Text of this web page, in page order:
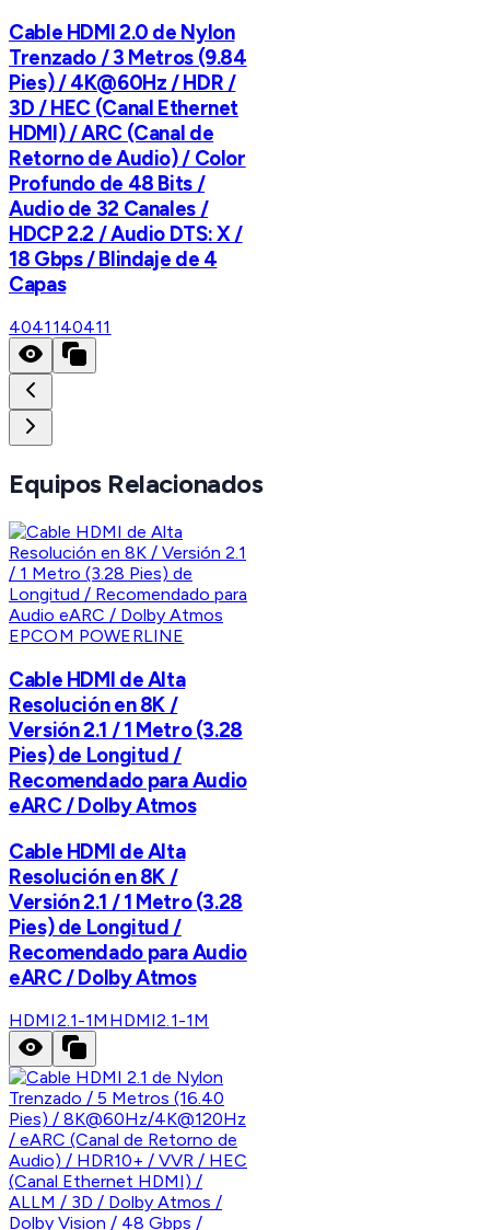
Cable HDMI 2.0 de Nylon
Trenzado / 3 Metros (9.84
Pies) / 4K@60Hz / HDR /
3D / HEC (Canal Ethernet
HDMI) / ARC (Canal de
Retorno de Audio) / Color
Profundo de 48 Bits /
Audio de 32 Canales /
HDCP 2.2 / Audio DTS: X /
18 Gbps / Blindaje de 4
Capas
4041140411
Equipos Relacionados
EPCOM POWERLINE
Cable HDMI de Alta
Resolución en 8K /
Versión 2.1 / 1 Metro (3.28
Pies) de Longitud /
Recomendado para Audio
eARC / Dolby Atmos
Cable HDMI de Alta
Resolución en 8K /
Versión 2.1 / 1 Metro (3.28
Pies) de Longitud /
Recomendado para Audio
eARC / Dolby Atmos
HDMI2.1-1M HDMI2.1-1M